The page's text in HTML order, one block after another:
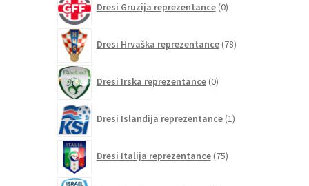
Dresi Gruzija reprezentance 0izdelkov
Dresi Hrvaška reprezentance 78izdelkov
Dresi Irska reprezentance 0izdelkov
Dresi Islandija reprezentance 1izdelek
Dresi Italija reprezentance 75izdelkov